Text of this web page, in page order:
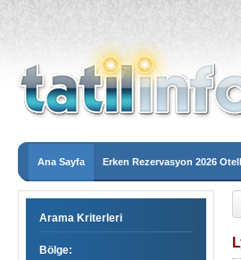
Ana Sayfa Erken Rezervasyon 2026
Arama Kriterleri
Bölge: